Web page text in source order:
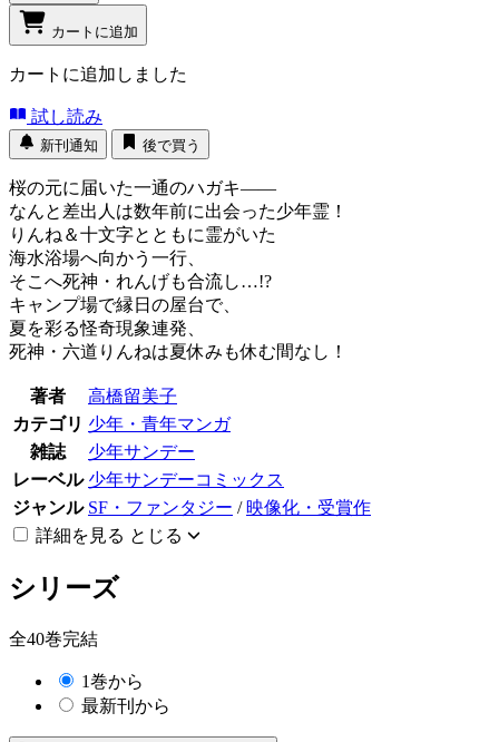
カートに追加
カートに追加しました
試し読み
新刊通知 後で買う
桜の元に届いた一通のハガキ――
なんと差出人は数年前に出会った少年霊！
りんね＆十文字とともに霊がいた
海水浴場へ向かう一行、
そこへ死神・れんげも合流し…!?
キャンプ場で縁日の屋台で、
夏を彩る怪奇現象連発、
死神・六道りんねは夏休みも休む間なし！
著者
高橋留美子
カテゴリ 少年・青年マンガ
雑誌
少年サンデー
レーベル 少年サンデーコミックス
ジャンル SF・ファンタジー / 映像化・受賞作
詳細を見る とじる
シリーズ
全40巻完結
1巻から
最新刊から